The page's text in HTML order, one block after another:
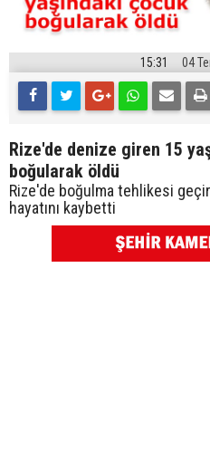
15:31 04
Rize'de denize giren 15
boğularak öldü
Rize'de boğulma tehlikesi
hayatını kaybetti